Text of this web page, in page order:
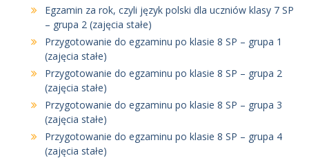
Egzamin za rok, czyli język polski dla uczniów klasy 7 SP
– grupa 2 (zajęcia stałe)
Przygotowanie do egzaminu po klasie 8 SP – grupa 1
(zajęcia stałe)
Przygotowanie do egzaminu po klasie 8 SP – grupa 2
(zajęcia stałe)
Przygotowanie do egzaminu po klasie 8 SP – grupa 3
(zajęcia stałe)
Przygotowanie do egzaminu po klasie 8 SP – grupa 4
(zajęcia stałe)